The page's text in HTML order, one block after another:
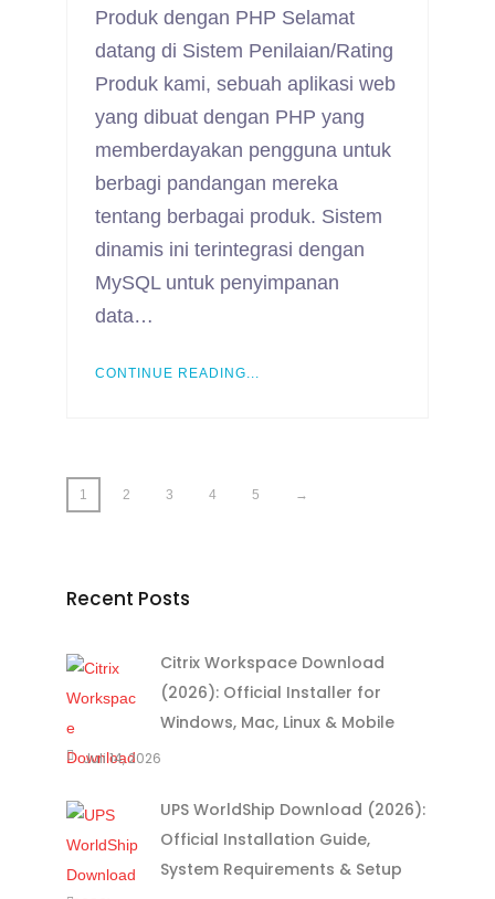
Produk dengan PHP Selamat
datang di Sistem Penilaian/Rating
Produk kami, sebuah aplikasi web
yang dibuat dengan PHP yang
memberdayakan pengguna untuk
berbagi pandangan mereka
tentang berbagai produk. Sistem
dinamis ini terintegrasi dengan
MySQL untuk penyimpanan
data…
CONTINUE READING...
1 2 3 4 5 →
Recent Posts
Citrix Workspace Download
(2026): Official Installer for
Windows, Mac, Linux & Mobile
Juli 14, 2026
UPS WorldShip Download (2026):
Official Installation Guide,
System Requirements & Setup